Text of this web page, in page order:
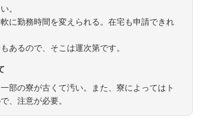
。
に勤務時間を変えられる。在宅も申請できれ
あるので、そこは運次第です。
部の寮が古くて汚い。また、寮によってはト
、注意が必要。